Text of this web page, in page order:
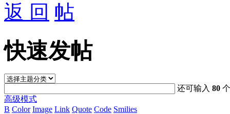
返 回
快速发帖
还可输入80
高级模式
B Color Image Link Quote Code Smilies